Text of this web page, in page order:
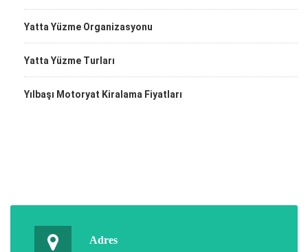
Yatta Yüzme Organizasyonu
Yatta Yüzme Turları
Yılbaşı Motoryat Kiralama Fiyatları
Adres